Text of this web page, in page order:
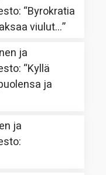
: “Byrokratia
viulut…”
ja
: “Kyllä
ja
ja
: